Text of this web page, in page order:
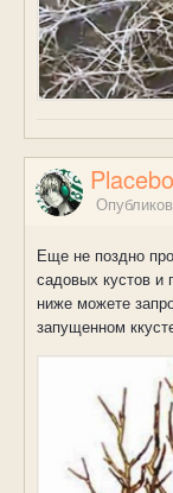
Еще не поздно
садовых кустов и
ниже можете
запущенном